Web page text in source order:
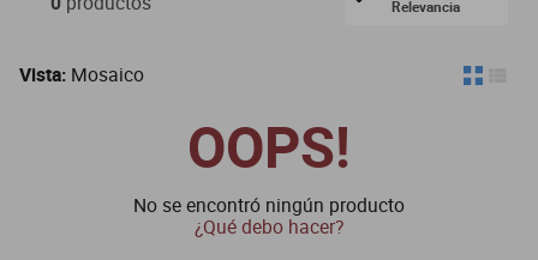
Relevancia
Vista: Mosaico
OOPS!
No se encontró ningún producto
¿Qué debo hacer?
dm